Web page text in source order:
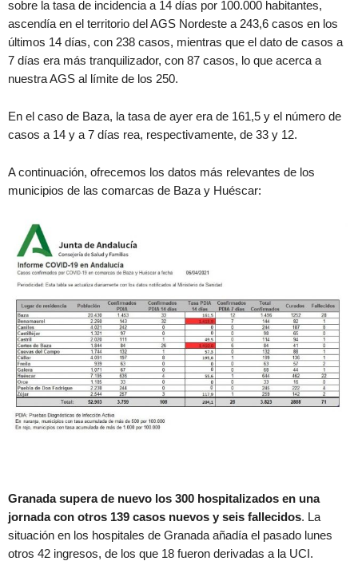
sobre la tasa de incidencia a 14 días por 100.000 habitantes,
ascendía en el territorio del AGS Nordeste a 243,6 casos en los
últimos 14 días, con 238 casos, mientras que el dato de casos a
7 días era más tranquilizador, con 87 casos, lo que acerca a
nuestra AGS al límite de los 250.
En el caso de Baza, la tasa de ayer era de 161,5 y el número de
casos a 14 y a 7 días rea, respectivamente, de 33 y 12.
A continuación, ofrecemos los datos más relevantes de los
municipios de las comarcas de Baza y Huéscar:
Granada supera de nuevo los 300 hospitalizados en una
jornada con otros 139 casos nuevos y seis fallecidos. La
situación en los hospitales de Granada añadía el pasado lunes
otros 42 ingresos, de los que 18 fueron derivadas a la UCI.